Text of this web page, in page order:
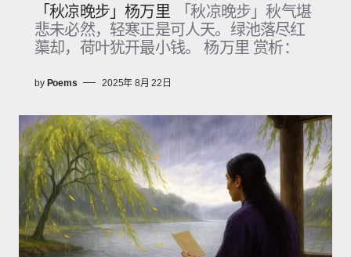
「秋凉晚步」杨万里
「秋凉晚步」秋气堪
悲未必然，轻寒正是可人天。绿池落尽红
蕖却，荷叶犹开最小钱。 杨万里 赏析：
by Poems 2025年 8月 22日